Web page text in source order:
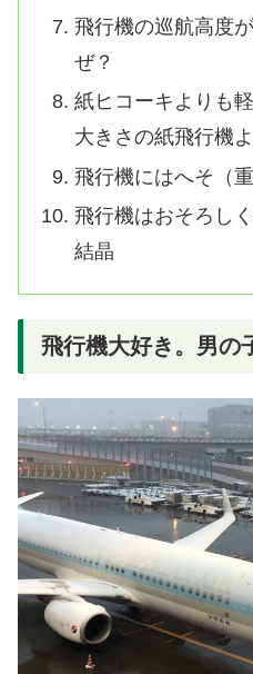
飛行機の巡航高度
ぜ？
紙ヒコーキよりも
大きさの紙飛行機
飛行機にはへそ（
飛行機はおそろし
結晶
飛行機大好き。男の